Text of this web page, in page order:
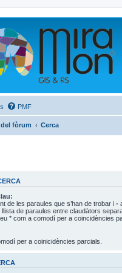
PMF
fòrum Cerca
de les paraules que s’han de trobar i -
llista de paraules entre claudàtors
* com a comodí per a coincidències
per a coinicidències parcials.